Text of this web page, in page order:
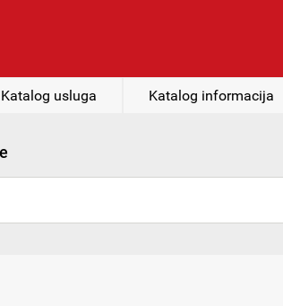
Katalog usluga Katalog informacija